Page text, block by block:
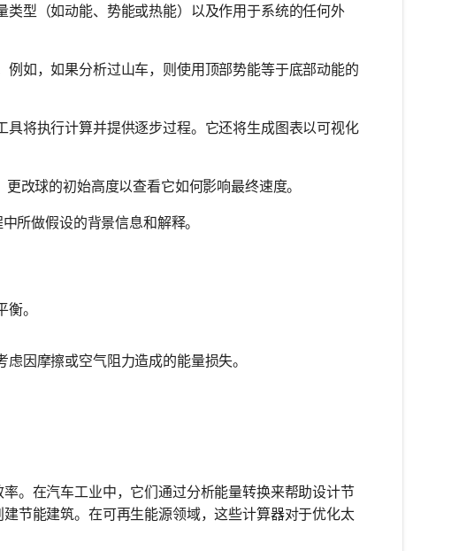
型（如动能、势能或热能）以及作用于系统的任何外
例如，如果分析过山车，则使用顶部势能等于底部动能的
具将执行计算并提供逐步过程。它还将生成图表以可视化
改球的初始高度以查看它如何影响最终速度。
所做假设的背景信息和解释。
。
因摩擦或空气阻力造成的能量损失。
。在汽车工业中，它们通过分析能量转换来帮助设计节
节能建筑。在可再生能源领域，这些计算器对于优化太